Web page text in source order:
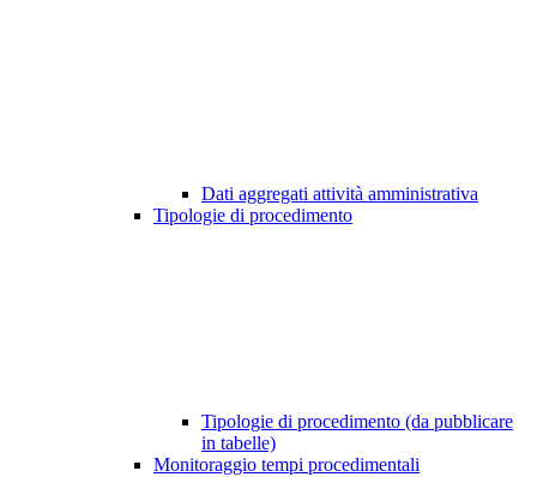
Dati aggregati attività amministrativa
Tipologie di procedimento
Tipologie di procedimento (da pubblicare
in tabelle)
Monitoraggio tempi procedimentali